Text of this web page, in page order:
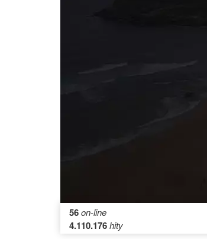
56on-line
4.110.176hity